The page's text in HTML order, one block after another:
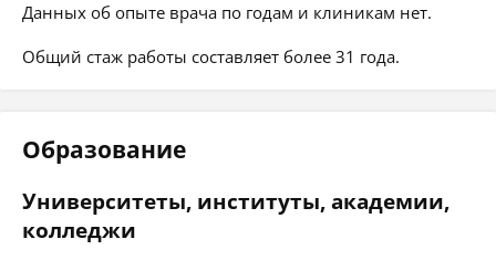
Данных об опыте врача по годам и клиникам нет.
Общий стаж работы составляет более 31 года.
Образование
Университеты, институты, академии,
колледжи